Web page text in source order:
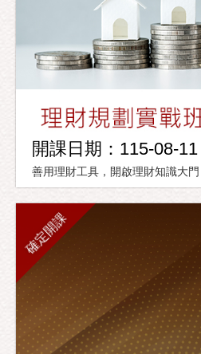
開課日期：115-08-11
善用理財工具，開啟理財知識大門
確定開課